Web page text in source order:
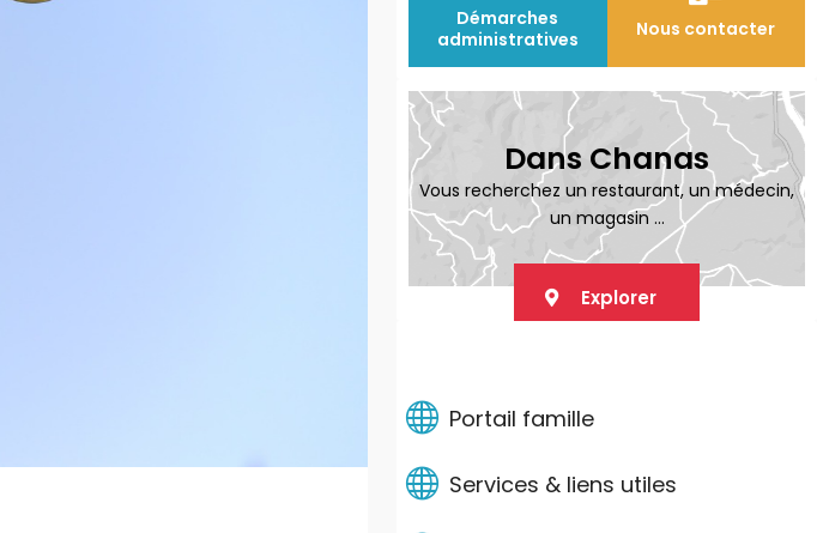
Démarches
administratives
Nous contacter
Dans Chanas
Vous recherchez un restaurant, un médecin,
un magasin ...
Explorer
Portail famille
Services & liens utiles